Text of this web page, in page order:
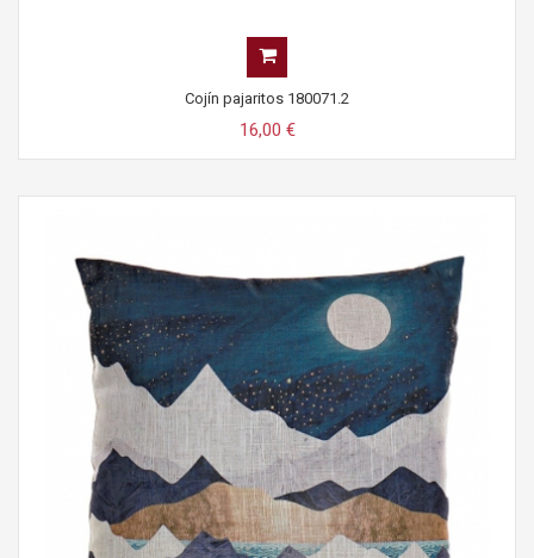
Cojín pajaritos 180071.2
16,00 €